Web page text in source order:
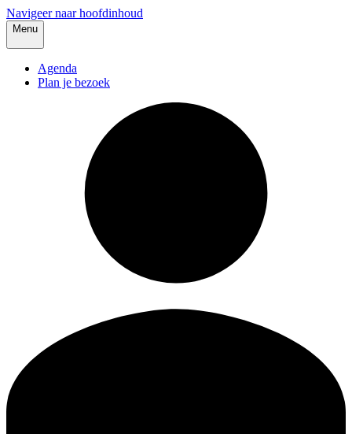
Navigeer naar hoofdinhoud
Menu
Agenda
Plan je bezoek